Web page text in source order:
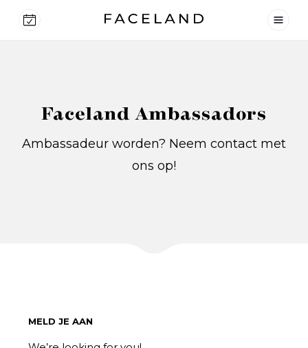
Faceland Ambassadors
Ambassadeur worden? Neem contact met
ons op!
MELD JE AAN